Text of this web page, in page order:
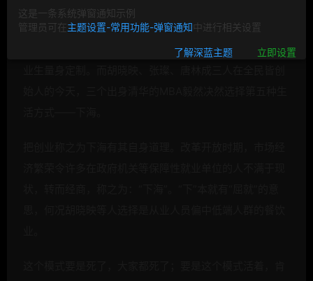
清华、北大是中国亿万学子的梦想学府，这梦想只有极少
数的人能实现。毕业后，出国深造、保送留校科研、世界
名企从业、顿悟人生出家及下海创业等出路像是为名校毕
这是一条系统弹窗通知示例
管理员可在主题设置-常用功能-弹窗通知中进行相关设置
了解深蓝主题 立即设置